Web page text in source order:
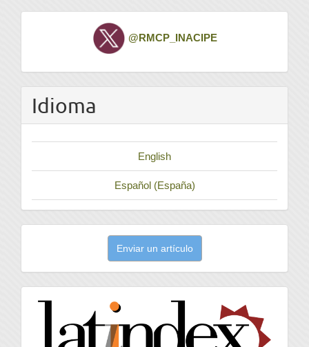
Twitter @RMCP_INACIPE
Idioma
English
Español (España)
artículo
Enviar un artículo
latindex